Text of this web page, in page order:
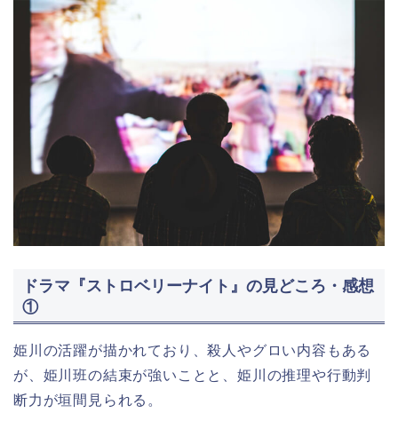
ドラマ『ストロベリーナイト』の見どころ・感想
①
姫川の活躍が描かれており、殺人やグロい内容もある
が、姫川班の結束が強いことと、姫川の推理や行動判
断力が垣間見られる。